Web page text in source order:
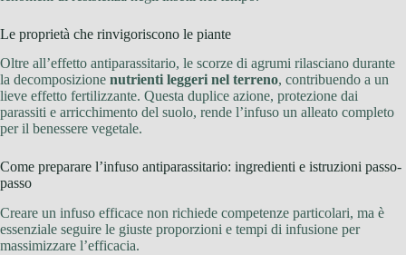
Le proprietà che rinvigoriscono le piante
Oltre all’effetto antiparassitario, le scorze di agrumi rilasciano durante
la decomposizione nutrienti leggeri nel terreno, contribuendo a un
lieve effetto fertilizzante. Questa duplice azione, protezione dai
parassiti e arricchimento del suolo, rende l’infuso un alleato completo
per il benessere vegetale.
Come preparare l’infuso antiparassitario: ingredienti e istruzioni passo-
passo
Creare un infuso efficace non richiede competenze particolari, ma è
essenziale seguire le giuste proporzioni e tempi di infusione per
massimizzare l’efficacia.